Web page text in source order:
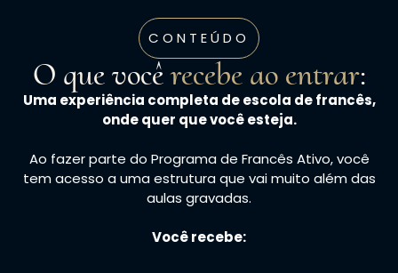
CONTEÚDO
O que vocêrecebe ao entrar:
Uma experiência completa de escola de francês,
onde quer que você esteja.
Ao fazer parte do Programa de Francês Ativo, você
tem acesso a uma estrutura que vai muito além das
aulas gravadas.
Você recebe: